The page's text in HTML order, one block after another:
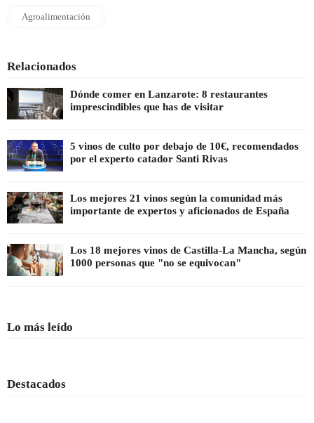
Agroalimentación
Relacionados
Dónde comer en Lanzarote: 8 restaurantes
imprescindibles que has de visitar
5 vinos de culto por debajo de 10€, recomendados
por el experto catador Santi Rivas
Los mejores 21 vinos según la comunidad más
importante de expertos y aficionados de España
Los 18 mejores vinos de Castilla-La Mancha, según
1000 personas que "no se equivocan"
Lo más leído
Destacados